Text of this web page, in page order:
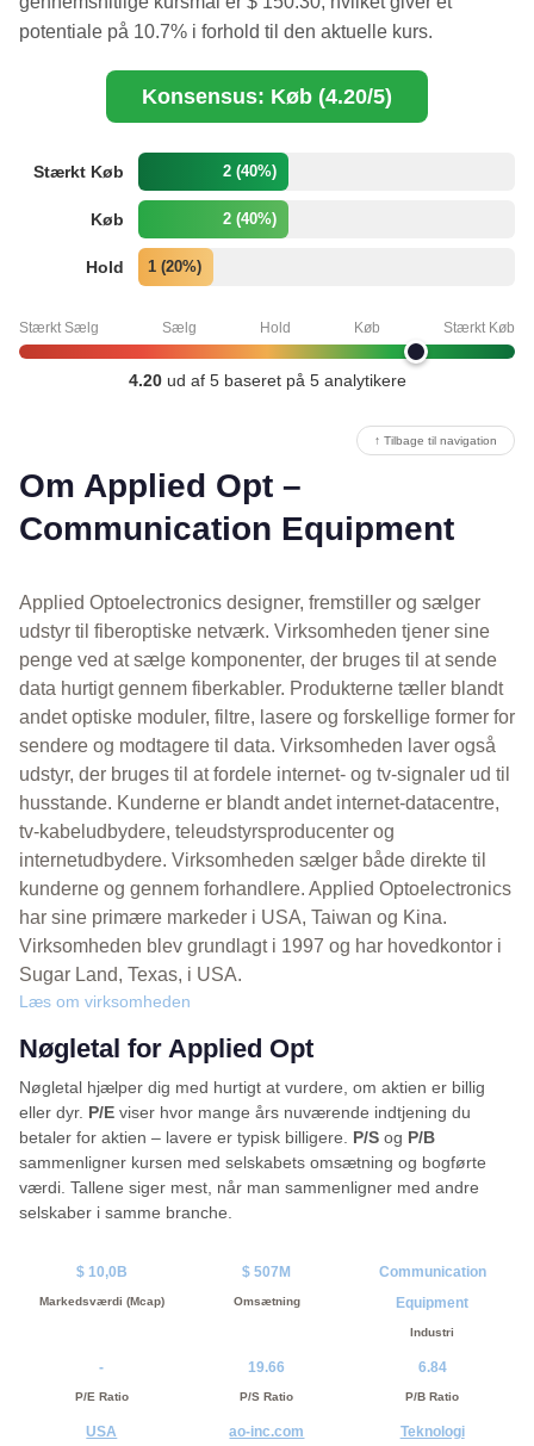
potentiale på 10.7% i forhold til den aktuelle kurs.
Konsensus: Køb (4.20/5)
Stærkt Køb 2 (40%)
Køb 2 (40%)
Hold 1 (20%)
Stærkt Sælg Sælg Hold Køb Stærkt Køb
4.20ud af 5 baseret på 5 analytikere
↑ Tilbage til navigation
Om Applied Opt –
Communication Equipment
Applied Optoelectronics designer, fremstiller og sælger
udstyr til fiberoptiske netværk. Virksomheden tjener sine
penge ved at sælge komponenter, der bruges til at sende
data hurtigt gennem fiberkabler. Produkterne tæller blandt
andet optiske moduler, filtre, lasere og forskellige former for
sendere og modtagere til data. Virksomheden laver også
udstyr, der bruges til at fordele internet- og tv-signaler ud til
husstande. Kunderne er blandt andet internet-datacentre,
tv-kabeludbydere, teleudstyrsproducenter og
internetudbydere. Virksomheden sælger både direkte til
kunderne og gennem forhandlere. Applied Optoelectronics
har sine primære markeder i USA, Taiwan og Kina.
Virksomheden blev grundlagt i 1997 og har hovedkontor i
Sugar Land, Texas, i USA.
Læs om virksomheden
Nøgletal for Applied Opt
Nøgletal hjælper dig med hurtigt at vurdere, om aktien er billig
eller dyr. P/E viser hvor mange års nuværende indtjening du
betaler for aktien – lavere er typisk billigere. P/S og P/B
sammenligner kursen med selskabets omsætning og bogførte
værdi. Tallene siger mest, når man sammenligner med andre
selskaber i samme branche.
$ 10,0B
Markedsværdi (Mcap)
$ 507M
Omsætning
Communication
Equipment
Industri
-
P/E Ratio
19.66
P/S Ratio
6.84
P/B Ratio
USA ao-inc.com Teknologi